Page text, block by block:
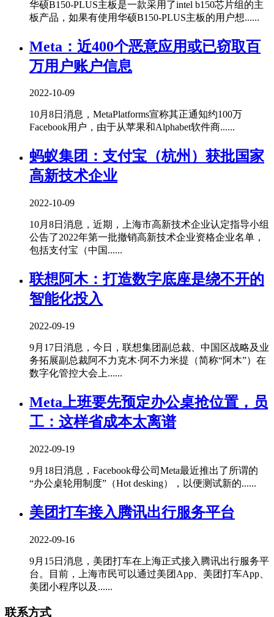
华硕B150-PLUS主板是一款采用了intel b150芯片组的主
板产品，如果有使用华硕B150-PLUS主板的用户想......
Meta：近400个恶意应用或已窃取百
万用户账户信息
2022-10-09
10月8日消息，MetaPlatforms宣称其正通知约100万
Facebook用户，由于从苹果和Alphabet软件商......
蚂蚁集团：支付宝（杭州）获批国家
高新技术企业
2022-10-09
10月8日消息，近期，上海市高新技术企业认定指导小组
公告了2022年第一批撤销高新技术企业资格企业名单，
包括支付宝（中国......
联想阿木：打造数字底座是绕不开的
智能化投入
2022-09-19
9月17日消息，今日，联想集团副总裁、中国区战略及业
务拓展副总裁阿不力克木·阿不力米提（简称“阿木”）在
数字化管控大会上......
Meta上班要先预定办公桌抢位置，员
工：这样省成本太离谱
2022-09-19
9月18日消息，Facebook母公司Meta最近推出了所谓的
“办公桌轮用制度”（Hot desking），以便测试新的......
美团打车接入腾讯出行服务平台
2022-09-16
9月15日消息，美团打车在上海正式接入腾讯出行服务平
台。目前，上海市民可以通过美团App、美团打车App、
美团小程序以及......
联系方式